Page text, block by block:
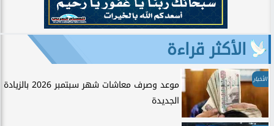
الأكثر قراءة
الأخبار
موعد وصرف معاشات شهر سبتمبر 2026 بالزيادة
الجديدة